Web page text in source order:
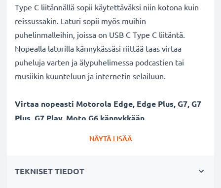
Type C liitännällä sopii käytettäväksi niin kotona kuin
reissussakin. Laturi sopii myös muihin
puhelinmalleihin, joissa on USB C Type C liitäntä.
Nopealla laturilla kännykässäsi riittää taas virtaa
puheluja varten ja älypuhelimessa podcastien tai
musiikin kuunteluun ja internetin selailuun.
Virtaa nopeasti Motorola Edge, Edge Plus, G7, G7
Plus, G7 Play, Moto G6 kännykkään
ampeerilla ja lyhyellä latausajalla
NÄYTÄ LISÄÄ
TEKNISET TIEDOT